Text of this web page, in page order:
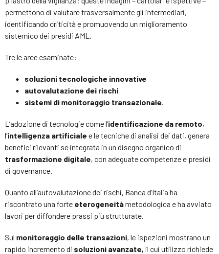
permettono di valutare trasversalmente gli intermediari,
identificando criticità e promuovendo un miglioramento
sistemico dei presidi AML.
Tre le aree esaminate:
soluzioni tecnologiche innovative
autovalutazione dei rischi
sistemi di monitoraggio transazionale.
L’adozione di tecnologie come l’identificazione da remoto,
l’intelligenza artificiale e le tecniche di analisi dei dati, genera
benefici rilevanti se integrata in un disegno organico di
trasformazione digitale, con adeguate competenze e presidi
di governance.
Quanto all’autovalutazione dei rischi, Banca d’Italia ha
riscontrato una forte eterogeneitàmetodologica e ha avviato
lavori per diffondere prassi più strutturate.
Sul monitoraggio delle transazioni, le ispezioni mostrano un
rapido incremento di soluzioni avanzate, il cui utilizzo richiede